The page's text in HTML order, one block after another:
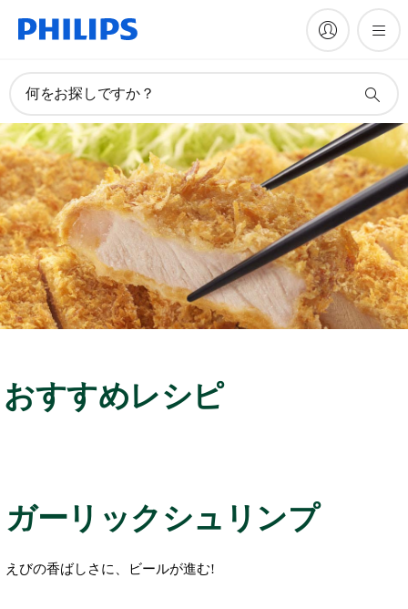
何をお探しですか？
おすすめレシピ
ガーリックシュリンプ
えびの香ばしさに、ビールが進む!